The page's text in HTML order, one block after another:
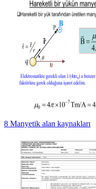
8 Manyetik alan kaynakları